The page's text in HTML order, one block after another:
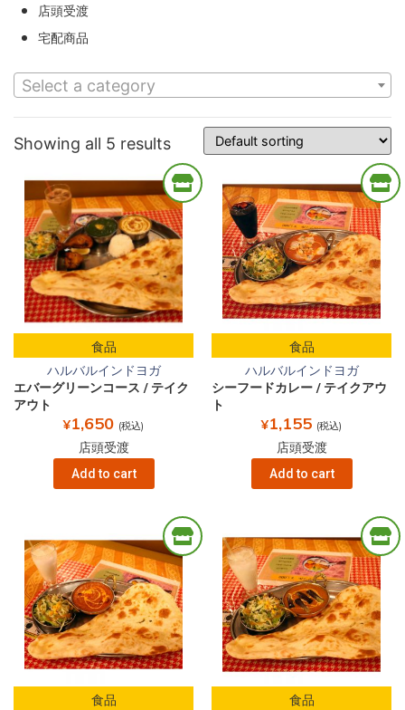
店頭受渡
宅配商品
Select a category
Showing all 5 results
食品
ハルバルインドヨガ
エバーグリーンコース / テイク
アウト
¥1,650 (税込)
店頭受渡
Add to cart
食品
ハルバルインドヨガ
シーフードカレー / テイクアウ
ト
¥1,155 (税込)
店頭受渡
Add to cart
食品
食品